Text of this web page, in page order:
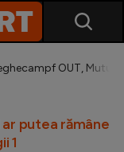
OUT, Mutu
putea rămâne
1